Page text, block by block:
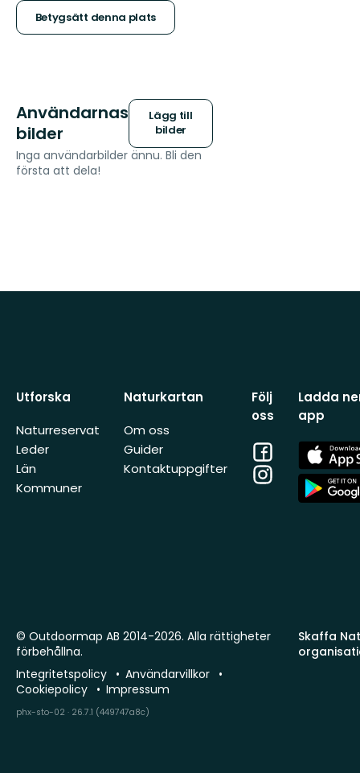
stjärnor
Betygsätt denna plats
Användarnas
bilder
Lägg till
bilder
Inga användarbilder ännu. Bli den
första att dela!
Utforska
Naturreservat
Leder
Län
Kommuner
Naturkartan
Om oss
Guider
Kontaktuppgifter
Följ
oss
Facebook
Instagram
Ladda
app
App
Store
App
Store
Skaffa
© Outdoormap AB 2014-2026. Alla rättigheter
förbehållna.
Integritetspolicy
Användarvillkor
Cookiepolicy
Impressum
phx-sto-02 · 26.7.1 (449747a8c)